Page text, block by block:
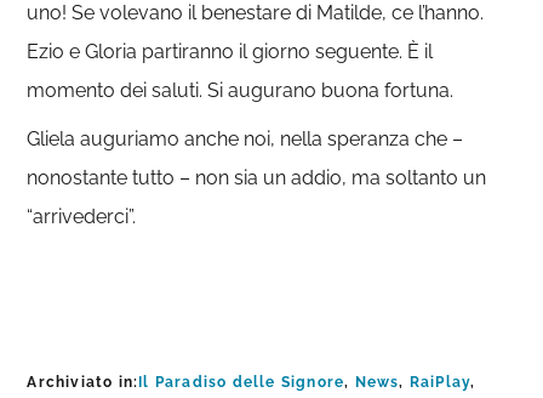
uno! Se volevano il benestare di Matilde, ce l’hanno.
Ezio e Gloria partiranno il giorno seguente. È il
momento dei saluti. Si augurano buona fortuna.
Gliela auguriamo anche noi, nella speranza che –
nonostante tutto – non sia un addio, ma soltanto un
“arrivederci”.
Archiviato in: Il Paradiso delle Signore, News, RaiPlay,